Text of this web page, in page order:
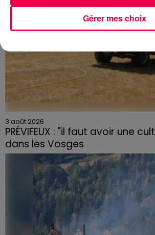
3 août 2026
PRÉVIFEUX : "il faut avoir une
dans les Vosges
Gérer mes choix